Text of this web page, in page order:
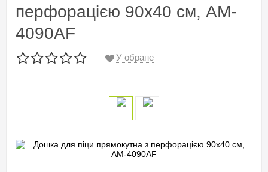
перфорацією 90х40 см, AM-
4090AF
У обране